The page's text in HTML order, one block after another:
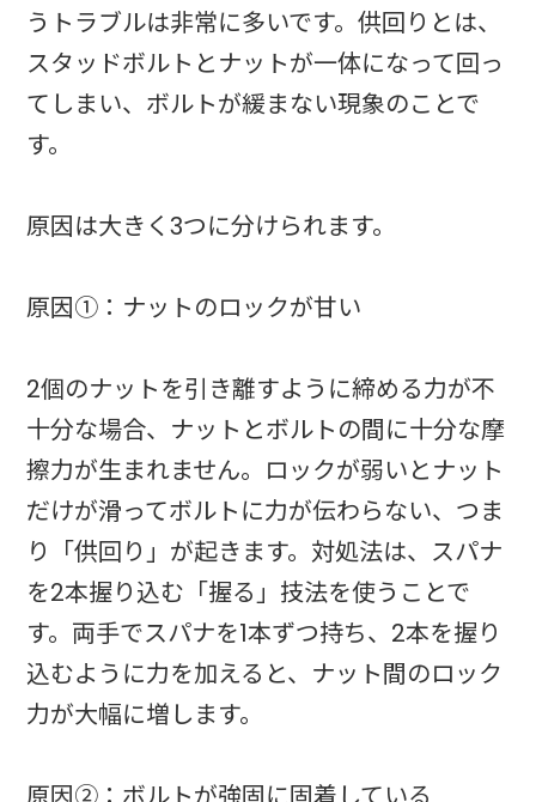
うトラブルは非常に多いです。供回りとは、
スタッドボルトとナットが一体になって回っ
てしまい、ボルトが緩まない現象のことで
す。
原因は大きく3つに分けられます。
原因①：ナットのロックが甘い
2個のナットを引き離すように締める力が不
十分な場合、ナットとボルトの間に十分な摩
擦力が生まれません。ロックが弱いとナット
だけが滑ってボルトに力が伝わらない、つま
り「供回り」が起きます。対処法は、スパナ
を2本握り込む「握る」技法を使うことで
す。両手でスパナを1本ずつ持ち、2本を握り
込むように力を加えると、ナット間のロック
力が大幅に増します。